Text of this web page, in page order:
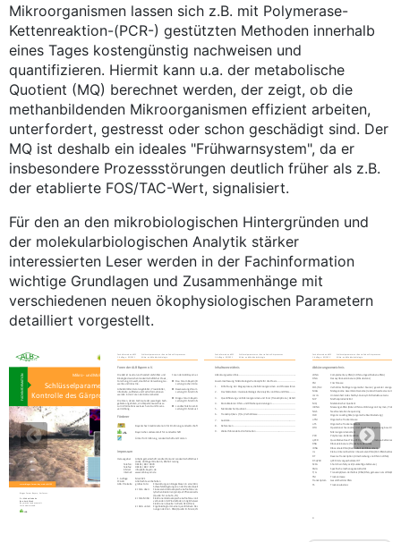
Mikroorganismen lassen sich z.B. mit Polymerase-
Kettenreaktion-(PCR-) gestützten Methoden innerhalb
eines Tages kostengünstig nachweisen und
quantifizieren. Hiermit kann u.a. der metabolische
Quotient (MQ) berechnet werden, der zeigt, ob die
methanbildenden Mikroorganismen effizient arbeiten,
unterfordert, gestresst oder schon geschädigt sind. Der
MQ ist deshalb ein ideales "Frühwarnsystem", da er
insbesondere Prozessstörungen deutlich früher als z.B.
der etablierte FOS/TAC-Wert, signalisiert.
Für den an den mikrobiologischen Hintergründen und
der molekularbiologischen Analytik stärker
interessierten Leser werden in der Fachinformation
wichtige Grundlagen und Zusammenhänge mit
verschiedenen neuen ökophysiologischen Parametern
detailliert vorgestellt.